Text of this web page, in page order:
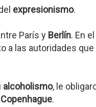
expresionismo.
París y Berlín. En
a las autoridades que
alcoholismo, le
Copenhague.